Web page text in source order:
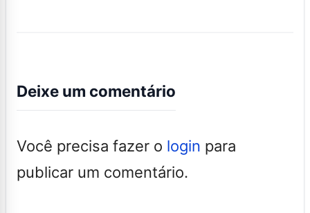
Deixe um comentário
Você precisa fazer o login para
publicar um comentário.